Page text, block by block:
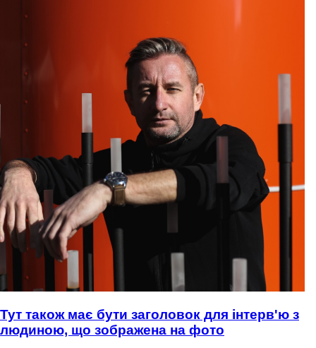
Тут також має бути заголовок для інтерв'ю з
людиною, що зображена на фото